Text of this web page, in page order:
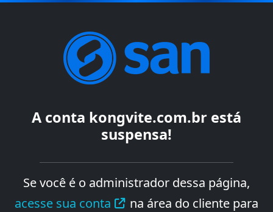
A conta kongvite.com.br está
suspensa!
Se você é o administrador dessa página,
acesse sua conta
na área do cliente para